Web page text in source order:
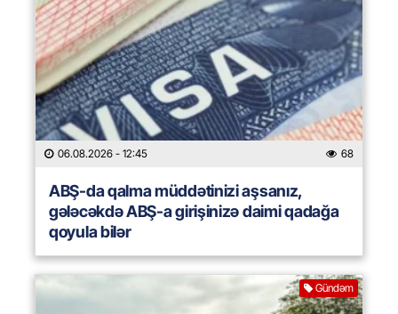
06.08.2026 - 12:45 68
ABŞ-da qalma müddətinizi aşsanız,
gələcəkdə ABŞ-a girişinizə daimi qadağa
qoyula bilər
Gündəm